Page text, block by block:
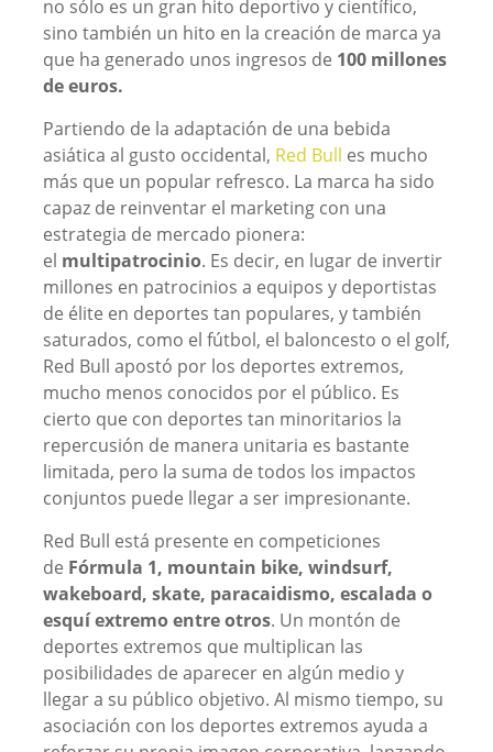
no sólo es un gran hito deportivo y científico,
sino también un hito en la creación de marca ya
que ha generado unos ingresos de 100 millones
de euros.
Partiendo de la adaptación de una bebida
asiática al gusto occidental, Red Bull es mucho
más que un popular refresco. La marca ha sido
capaz de reinventar el marketing con una
estrategia de mercado pionera:
el multipatrocinio. Es decir, en lugar de invertir
millones en patrocinios a equipos y deportistas
de élite en deportes tan populares, y también
saturados, como el fútbol, el baloncesto o el golf,
Red Bull apostó por los deportes extremos,
mucho menos conocidos por el público. Es
cierto que con deportes tan minoritarios la
repercusión de manera unitaria es bastante
limitada, pero la suma de todos los impactos
conjuntos puede llegar a ser impresionante.
Red Bull está presente en competiciones
de Fórmula 1, mountain bike, windsurf,
wakeboard, skate, paracaidismo, escalada o
esquí extremo entre otros. Un montón de
deportes extremos que multiplican las
posibilidades de aparecer en algún medio y
llegar a su público objetivo. Al mismo tiempo, su
asociación con los deportes extremos ayuda a